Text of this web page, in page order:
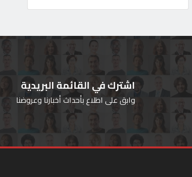
اشترك في القائمة البريدية
وابق على اطلاع بأحداث أخبارنا وعروضنا